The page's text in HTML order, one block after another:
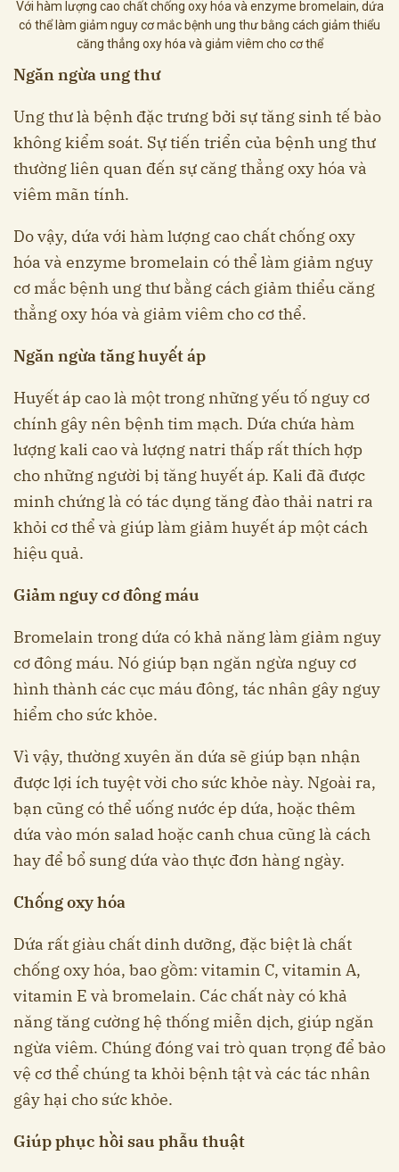
Với hàm lượng cao chất chống oxy hóa và enzyme bromelain, dứa
có thể làm giảm nguy cơ mắc bệnh ung thư bằng cách giảm thiểu
căng thẳng oxy hóa và giảm viêm cho cơ thể
Ngăn ngừa ung thư
Ung thư là bệnh đặc trưng bởi sự tăng sinh tế bào
không kiểm soát. Sự tiến triển của bệnh ung thư
thường liên quan đến sự căng thẳng oxy hóa và
viêm mãn tính.
Do vậy, dứa với hàm lượng cao chất chống oxy
hóa và enzyme bromelain có thể làm giảm nguy
cơ mắc bệnh ung thư bằng cách giảm thiểu căng
thẳng oxy hóa và giảm viêm cho cơ thể.
Ngăn ngừa tăng huyết áp
Huyết áp cao là một trong những yếu tố nguy cơ
chính gây nên bệnh tim mạch. Dứa chứa hàm
lượng kali cao và lượng natri thấp rất thích hợp
cho những người bị tăng huyết áp. Kali đã được
minh chứng là có tác dụng tăng đào thải natri ra
khỏi cơ thể và giúp làm giảm huyết áp một cách
hiệu quả.
Giảm nguy cơ đông máu
Bromelain trong dứa có khả năng làm giảm nguy
cơ đông máu. Nó giúp bạn ngăn ngừa nguy cơ
hình thành các cục máu đông, tác nhân gây nguy
hiểm cho sức khỏe.
Vì vậy, thường xuyên ăn dứa sẽ giúp bạn nhận
được lợi ích tuyệt vời cho sức khỏe này. Ngoài ra,
bạn cũng có thể uống nước ép dứa, hoặc thêm
dứa vào món salad hoặc canh chua cũng là cách
hay để bổ sung dứa vào thực đơn hàng ngày.
Chống oxy hóa
Dứa rất giàu chất dinh dưỡng, đặc biệt là chất
chống oxy hóa, bao gồm: vitamin C, vitamin A,
vitamin E và bromelain. Các chất này có khả
năng tăng cường hệ thống miễn dịch, giúp ngăn
ngừa viêm. Chúng đóng vai trò quan trọng để bảo
vệ cơ thể chúng ta khỏi bệnh tật và các tác nhân
gây hại cho sức khỏe.
Giúp phục hồi sau phẫu thuật